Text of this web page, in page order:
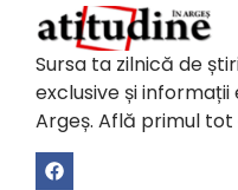
Sursa ta zilnică de
exclusive și informații
Argeș. Află primul